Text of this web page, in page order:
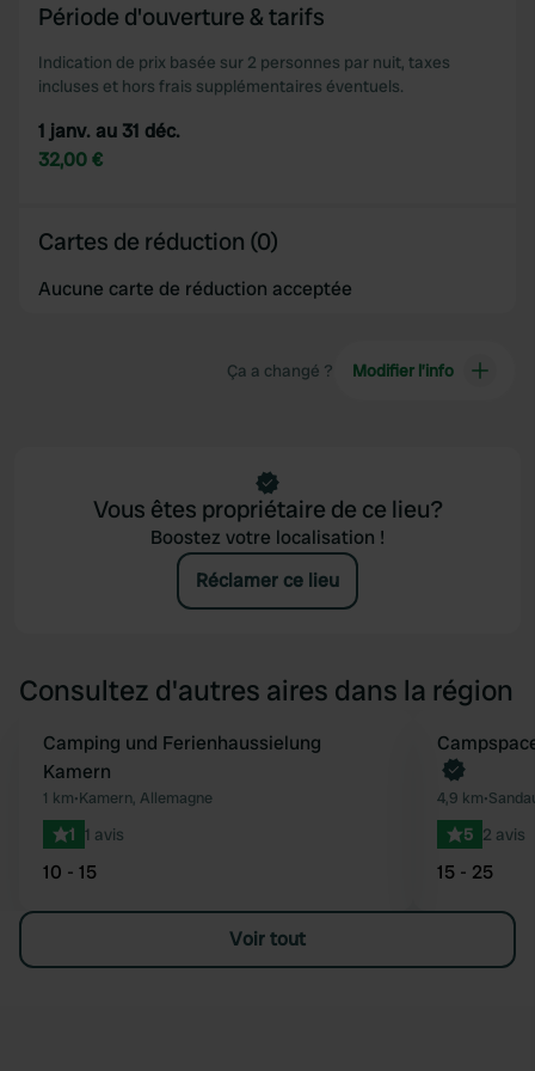
Période d'ouverture & tarifs
Indication de prix basée sur 2 personnes par nuit, taxes
incluses et hors frais supplémentaires éventuels.
1 janv. au 31 déc.
32,00 €
Cartes de réduction (0)
Aucune carte de réduction acceptée
Ça a changé ? Modifier l’info
Vous êtes propriétaire de ce lieu?
Boostez votre localisation !
Réclamer ce lieu
Consultez d'autres aires dans la région
Camping und Ferienhaussielung
Kamern
1 km•Kamern, Allemagne
1 1 avis
10 - 15
Reserve
4,9 km•
5 2 avis
15 - 25
Voir tout